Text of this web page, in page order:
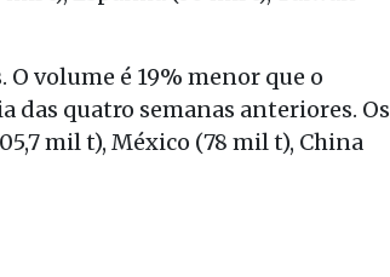
volume é 19% menor que o
das quatro semanas anteriores. Os
mil t), México (78 mil t), China